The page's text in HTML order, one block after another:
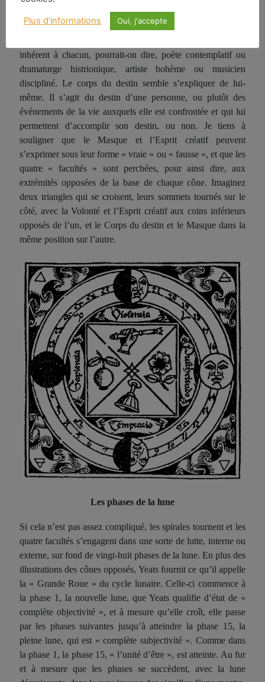
quatre « facultés » de Yeats peuvent être comparées aux
quatre « fonctions » de Jung : la pensée, le sentiment, la
inhérent à chacun, pourrait-on dire, poète contemplatif ou
dramaturge histrionique, artiste bohème ou musicien
discipliné. Le corps du destin semble s’expliquer de lui-
même. Il s’agit du destin d’une personne, ou plutôt des
événements de la vie auxquels elle est confrontée et qui lui
permettent d’accomplir son destin, ou non. Je tiens à
souligner que le Masque et l’Esprit créatif peuvent
s’exprimer sous leur forme « vraie » ou « fausse », et que les
quatre « facultés » sont perchées, pour ainsi dire, aux
extrémités opposées de la base de chaque cône. Imaginez
deux triangles qui se croisent, leurs sommets tournés sur le
côté, avec la Volonté et l’Esprit créatif aux coins inférieurs
opposés de l’un, et le Corps du destin et le Masque dans la
même position sur l’autre.
Les phases de la lune
Si cela n’est pas assez compliqué, lesspirales tournent et les
quatre facultés s’engagent dans une sorte de lutte, interne ou
externe, sur fond de vingt-huit phases de la lune. En plus des
illustrations des cônes opposés, Yeats fournit ce qu’il appelle
la « Grande Roue » du cycle lunaire. Celle-ci commence à
la phase 1, la nouvelle lune, que Yeats qualifie d’état de «
complète objectivité », et à mesure qu’elle croît, elle passe
par les phases suivantes jusqu’à atteindre la phase 15, la
pleine lune, qui est « complète subjectivité ». Comme dans
la phase 1, la phase 15, « l’unité d’être », est atteinte. Au fur
et à mesure que les phases se succèdent, avec la lune
Plus d'informations Oui, j'accepte